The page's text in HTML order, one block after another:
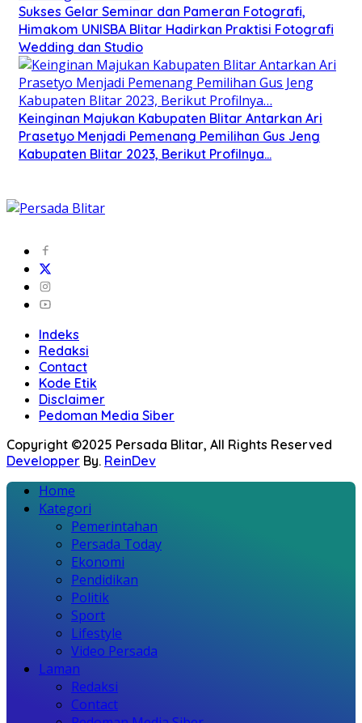
Sukses Gelar Seminar dan Pameran Fotografi,
Himakom UNISBA Blitar Hadirkan Praktisi Fotografi
Wedding dan Studio
Keinginan Majukan Kabupaten Blitar Antarkan Ari
Prasetyo Menjadi Pemenang Pemilihan Gus Jeng
Kabupaten Blitar 2023, Berikut Profilnya…
Indeks
Redaksi
Contact
Kode Etik
Disclaimer
Pedoman Media Siber
Copyright ©2025 Persada Blitar, All Rights Reserved
Developper By. ReinDev
Home
Kategori
Pemerintahan
Persada Today
Ekonomi
Pendidikan
Politik
Sport
Lifestyle
Video Persada
Laman
Redaksi
Contact